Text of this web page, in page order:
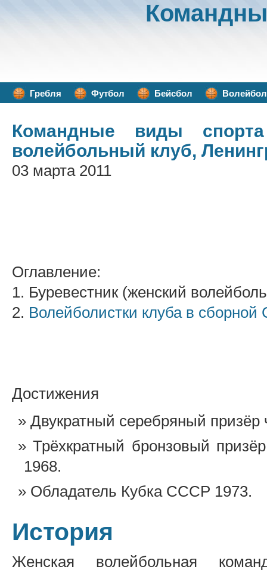
Гребля Футбол Бейсбол Волейбол
Командные виды спорта
волейбольный клуб,
03 марта 2011
Оглавление:
1. Буревестник (женский
2. Волейболистки клуба в
Достижения
Двукратный серебряный
Трёхкратный бронзовый
1968.
Обладатель Кубка СССР 1973.
История
Женская волейбольная